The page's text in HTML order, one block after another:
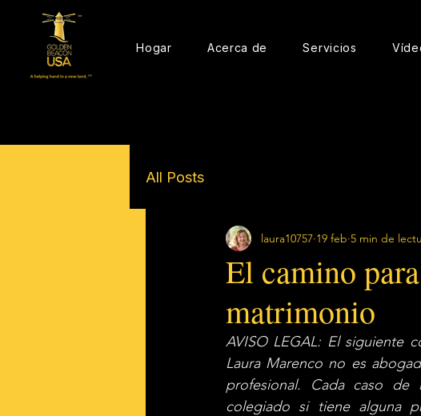
Hogar Acerca de Servicios
All Posts
El camino
matrimonio
laura10757 19 feb 5 min de
AVISO LEGAL: El siguiente
Laura Marenco no es
profesional. Cada caso de
colegiado si tiene alguna